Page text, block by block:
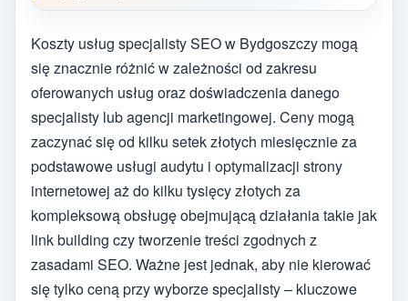
Koszty usług specjalisty SEO w Bydgoszczy mogą
się znacznie różnić w zależności od zakresu
oferowanych usług oraz doświadczenia danego
specjalisty lub agencji marketingowej. Ceny mogą
zaczynać się od kilku setek złotych miesięcznie za
podstawowe usługi audytu i optymalizacji strony
internetowej aż do kilku tysięcy złotych za
kompleksową obsługę obejmującą działania takie jak
link building czy tworzenie treści zgodnych z
zasadami SEO. Ważne jest jednak, aby nie kierować
się tylko ceną przy wyborze specjalisty – kluczowe